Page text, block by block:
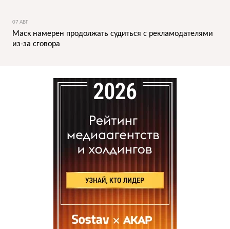
07 АВГ
Маск намерен продолжать судиться с рекламодателями
из-за сговора